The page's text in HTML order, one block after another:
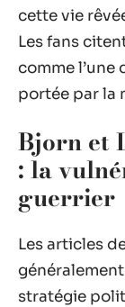
cette vie
Les fans
comme l’une
portée par la
Bjorn et
: la
guerrier
Les articles
stratégie